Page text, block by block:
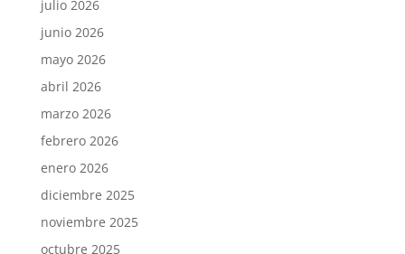
julio 2026
junio 2026
mayo 2026
abril 2026
marzo 2026
febrero 2026
enero 2026
diciembre 2025
noviembre 2025
octubre 2025